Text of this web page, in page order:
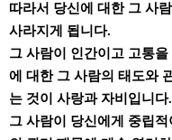
따라서 당신에 대한 그 사
사라지게 됩니다.
그 사람이 인간이고 고통
에 대한 그 사람의 태도와
는 것이 사랑과 자비입니다.
그 사람이 당신에게 중립